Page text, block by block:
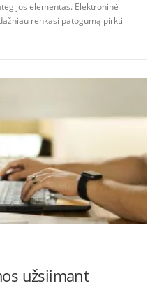
elementas. Elektroninė
renkasi patogumą pirkti
užsiimant